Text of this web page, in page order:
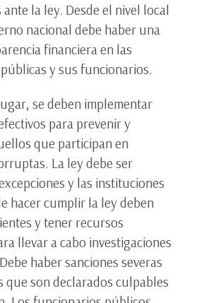
la ley. Desde el nivel local
nacional debe haber una
financiera en las
y sus funcionarios.
se deben implementar
para prevenir y
que participan en
La ley debe ser
y las instituciones
hacer cumplir la ley deben
y tener recursos
llevar a cabo investigaciones
haber sanciones severas
que son declarados culpables